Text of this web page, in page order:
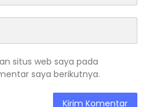
situs web saya pada
saya berikutnya.